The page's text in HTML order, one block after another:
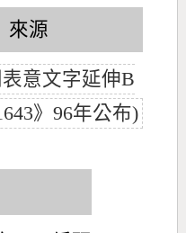
來源
意文字延伸B
》96年公布)